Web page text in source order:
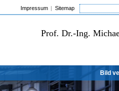
Impressum Sitemap
Prof. Dr.-Ing.
Bild